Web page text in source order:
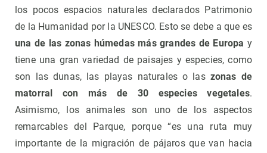
los pocos espacios naturales declarados Patrimonio
de la Humanidad por la UNESCO. Esto se debe a que es
una de las zonas húmedas más grandes de Europa y
tiene una gran variedad de paisajes y especies, como
son las dunas, las playas naturales o las zonas de
matorral con más de 30 especies vegetales.
Asimismo, los animales son uno de los aspectos
remarcables del Parque, porque “es una ruta muy
importante de la migración de pájaros que van hacia